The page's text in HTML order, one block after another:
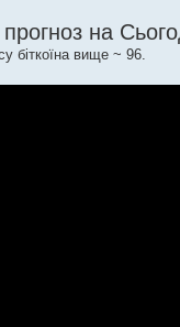
на
біткоїна вище ~ 96.